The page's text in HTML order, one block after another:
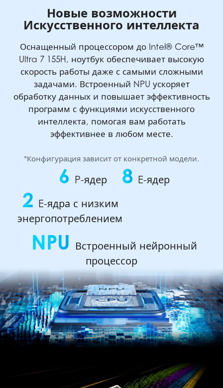
Новые возможности
Искусственного интеллекта
Оснащенный процессором до Intel® Core™
Ultra 7 155H, ноутбук обеспечивает высокую
скорость работы даже с самыми сложными
задачами. Встроенный NPU ускоряет
обработку данных и повышает эффективность
программ с функциями искусственного
интеллекта, помогая вам работать
эффективнее в любом месте.
*Конфигурация зависит от конкретной модели.
6 P-ядер 8 E-ядер
2 E-ядра с низким
энергопотреблением
NPU
Встроенный нейронный
процессор